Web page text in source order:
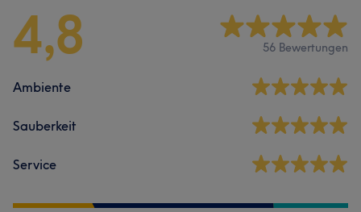
4,8 56 Bewertungen
Ambiente
Sauberkeit
Service